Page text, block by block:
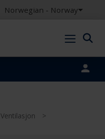
Norwegian - Norway
Ventilasjon
>